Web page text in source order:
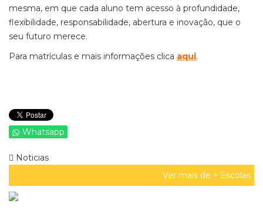
mesma, em que cada aluno tem acesso à profundidade,
flexibilidade, responsabilidade, abertura e inovação, que o
seu futuro merece.
Para matrículas e mais informações clica aqui.
Whatsapp
Noticias
Ver mais de > Escolas